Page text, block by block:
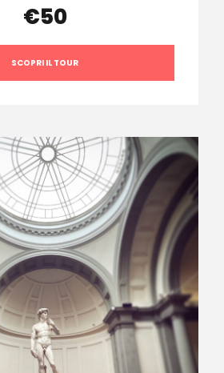
€50
SCOPRI IL TOUR